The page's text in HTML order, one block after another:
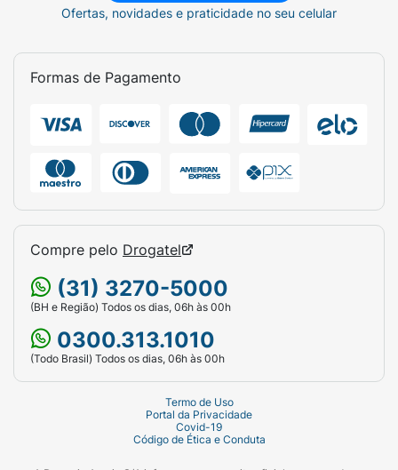
Ofertas, novidades e praticidade no seu celular
Formas de Pagamento
Compre pelo Drogatel
(31) 3270-5000
(BH e Região) Todos os dias, 06h às 00h
0300.313.1010
(Todo Brasil) Todos os dias, 06h às 00h
Termo de Uso
Portal da Privacidade
Covid-19
Código de Ética e Conduta